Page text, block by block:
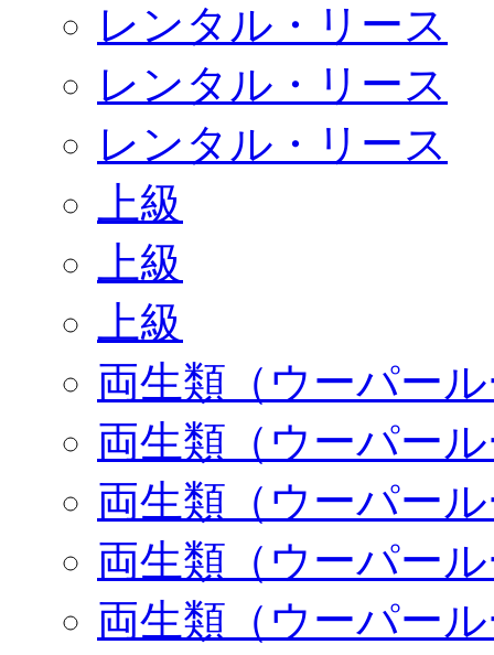
レンタル・リース
レンタル・リース
レンタル・リース
上級
上級
上級
両生類（ウーパー
両生類（ウーパー
両生類（ウーパー
両生類（ウーパー
両生類（ウーパー